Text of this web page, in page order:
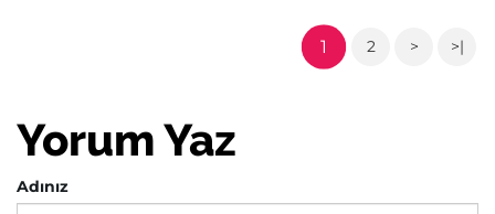
1 2 > >|
Yorum Yaz
Adınız